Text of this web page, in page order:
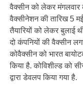
वैक्सीन को लेकर मंगलवार
वैक्सीनेशन की तारिख 5
तैयारियों को लेकर बुलाई
दो कंपनियों की वैक्सीन
कोवैक्सीन को भारत
किया है. कोविशील्ड को
द्वारा डेवलप किया गया है.